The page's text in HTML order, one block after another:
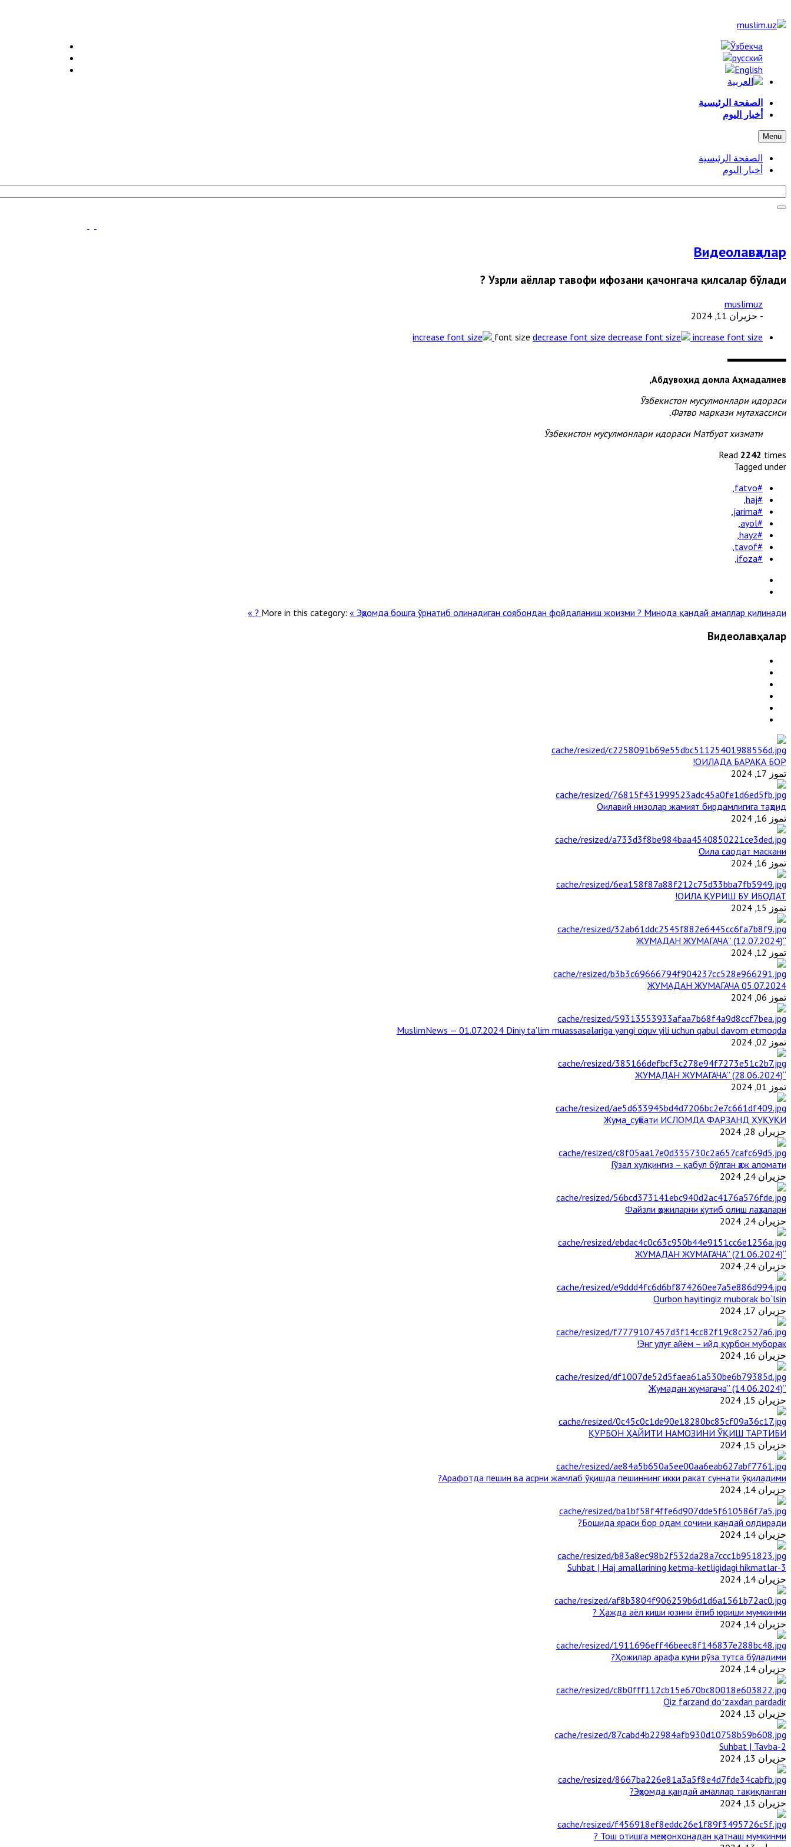
الصفحة الرئيسية
أخبار اليوم
Menu
الصفحة الرئيسية
أخبار اليوم
Видеолавҳалар
Узрли аёллар тавофи ифозани қачонгача қилсалар бўлади ?
muslimuz
- حزيران 11, 2024
font size decrease font size increase font size
Абдувоҳид домла Аҳмадалиев,
Ўзбекистон мусулмонлари идораси
Фатво маркази мутахассиси.
Ўзбекистон мусулмонлари идораси Матбуот хизмати
Read 2242 times
Tagged under
#fatvo
#haj
#jarima
#ayol
#hayz
#tavof
#ifoza
More in this category: « Эҳромда бошга ўрнатиб олинадиган соябондан фойдаланиш жоизми ? Минода қандай амаллар қилинади ? »
Видеолавҳалар
ОИЛАДА БАРАКА БОР!
تموز 17, 2024
Оилавий низолар жамият бирдамлигига таҳдид
تموز 16, 2024
Оила саодат маскани
تموز 16, 2024
ОИЛА ҚУРИШ БУ ИБОДАТ!
تموز 15, 2024
“ЖУМАДАН ЖУМАГАЧА” (12.07.2024)
تموز 12, 2024
ЖУМАДАН ЖУМАГАЧА 05.07.2024
تموز 06, 2024
MuslimNews — 01.07.2024 Diniy ta’lim muassasalariga yangi o‘quv yili uchun qabul davom etmoqda
تموز 02, 2024
“ЖУМАДАН ЖУМАГАЧА” (28.06.2024)
تموز 01, 2024
Жума_суҳбати ИСЛОМДА ФАРЗАНД ҲУҚУҚИ
حزيران 28, 2024
Гўзал хулқингиз – қабул бўлган ҳаж аломати
حزيران 24, 2024
Файзли ҳожиларни кутиб олиш лаҳзалари
حزيران 24, 2024
“ЖУМАДАН ЖУМАГАЧА” (21.06.2024)
حزيران 24, 2024
Qurbon hayitingiz muborak bo`lsin
حزيران 17, 2024
Энг улуғ айём – ийд қурбон муборак!
حزيران 16, 2024
“Жумадан жумагача” (14.06.2024)
حزيران 15, 2024
ҚУРБОН ҲАЙИТИ НАМОЗИНИ ЎҚИШ ТАРТИБИ
حزيران 15, 2024
Арафотда пешин ва асрни жамлаб ўқишда пешиннинг икки ракат суннати ўқиладими?
حزيران 14, 2024
Бошида яраси бор одам сочини қандай олдиради?
حزيران 14, 2024
3-Suhbat | Haj amallarining ketma-ketligidagi hikmatlar
حزيران 14, 2024
Ҳажда аёл киши юзини ёпиб юриши мумкинми ?
حزيران 14, 2024
Ҳожилар арафа куни рўза тутса бўладими?
حزيران 14, 2024
Qiz farzand doʻzaxdan pardadir
حزيران 13, 2024
2-Suhbat | Tavba
حزيران 13, 2024
Эҳромда қандай амаллар тақиқланган?
حزيران 13, 2024
Тош отишга меҳмонхонадан қатнаш мумкинми ?